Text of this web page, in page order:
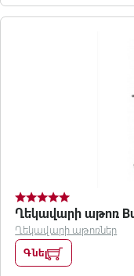
Ղեկավարի աթոռ
Ղեկավարի աթոռներ
Գնել